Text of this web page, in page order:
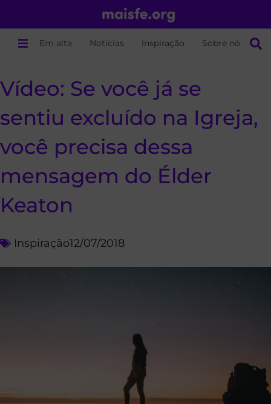
Em alta Notícias Inspiração Sobre nós
Vídeo: Se você já se
sentiu excluído na Igreja,
você precisa dessa
mensagem do Élder
Keaton
Inspiração12/07/2018